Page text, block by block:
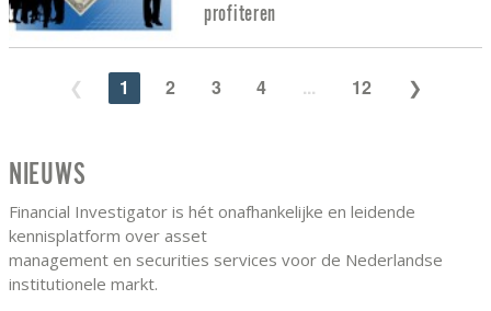
profiteren
1 2 3 4 ... 12
NIEUWS
Financial Investigator is hét onafhankelijke en leidende
kennisplatform over asset
management en securities services voor de Nederlandse
institutionele markt.